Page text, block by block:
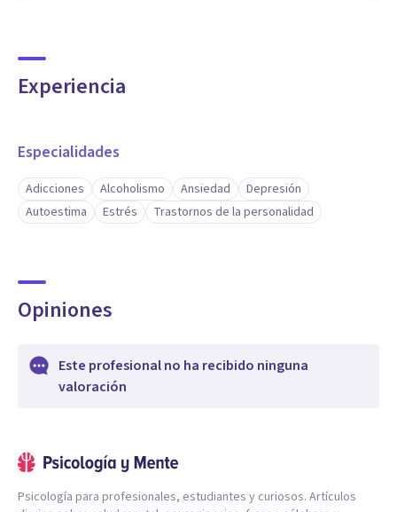
Experiencia
Especialidades
Adicciones Alcoholismo Ansiedad
Depresión
Autoestima
Estrés Trastornos de la personalidad
Opiniones
Este profesional no ha recibido ninguna
valoración
Psicología para profesionales, estudiantes y curiosos. Artículos